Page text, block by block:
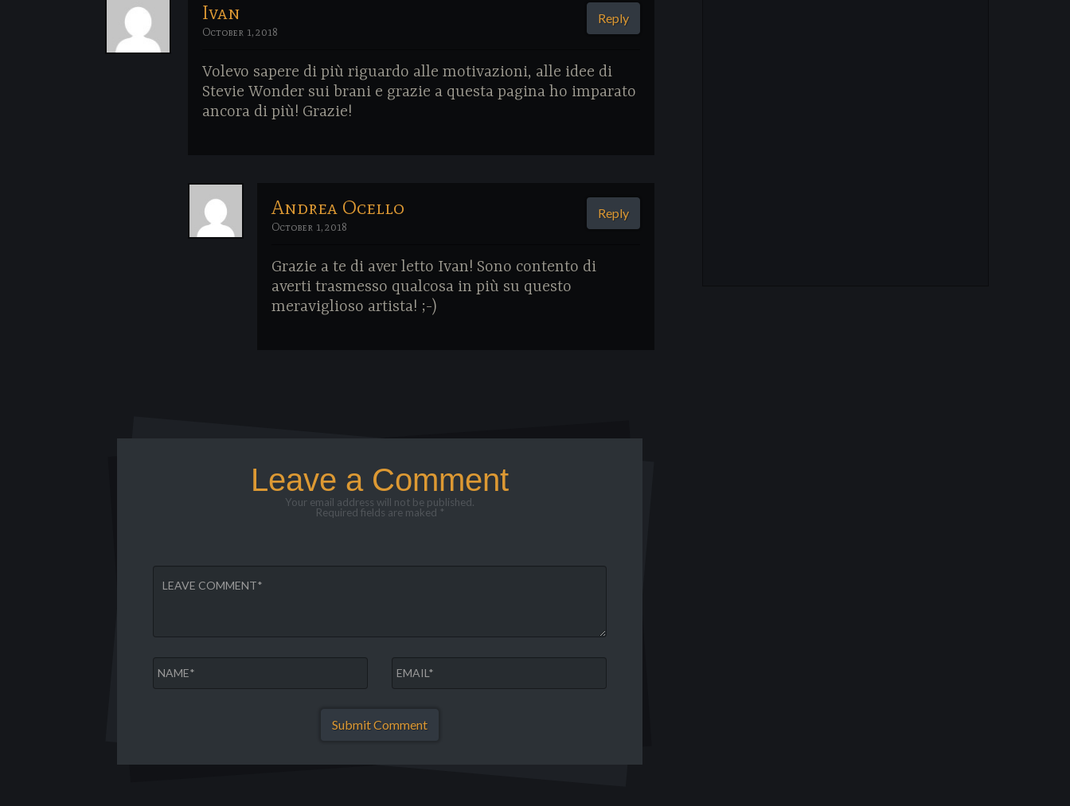
Reply
Ivan
October 1, 2018
Volevo sapere di più riguardo alle motivazioni, alle idee di
Stevie Wonder sui brani e grazie a questa pagina ho imparato
ancora di più! Grazie!
Reply
Andrea Ocello
October 1, 2018
Grazie a te di aver letto Ivan! Sono contento di
averti trasmesso qualcosa in più su questo
meraviglioso artista! ;-)
Leave a Comment
Your email address will not be published.
Required fields are maked *